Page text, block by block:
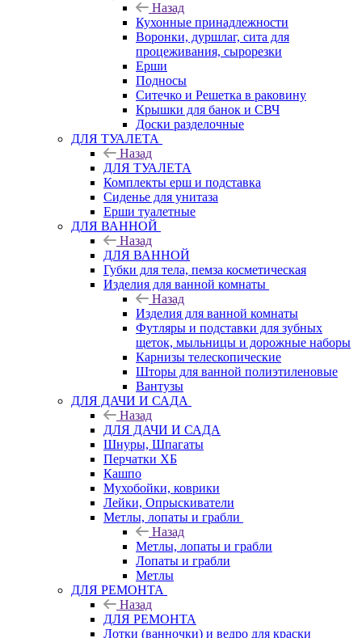
Назад
Кухонные принадлежности
Воронки, дуршлаг, сита для
процеживания, сырорезки
Ерши
Подносы
Ситечко и Решетка в раковину
Крышки для банок и СВЧ
Доски разделочные
ДЛЯ ТУАЛЕТА
Назад
ДЛЯ ТУАЛЕТА
Комплекты ерш и подставка
Сиденье для унитаза
Ерши туалетные
ДЛЯ ВАННОЙ
Назад
ДЛЯ ВАННОЙ
Губки для тела, пемза косметическая
Изделия для ванной комнаты
Назад
Изделия для ванной комнаты
Футляры и подставки для зубных
щеток, мыльницы и дорожные наборы
Карнизы телескопические
Шторы для ванной полиэтиленовые
Вантузы
ДЛЯ ДАЧИ И САДА
Назад
ДЛЯ ДАЧИ И САДА
Шнуры, Шпагаты
Перчатки ХБ
Кашпо
Мухобойки, коврики
Лейки, Опрыскиватели
Метлы, лопаты и грабли
Назад
Метлы, лопаты и грабли
Лопаты и грабли
Метлы
ДЛЯ РЕМОНТА
Назад
ДЛЯ РЕМОНТА
Лотки (ванночки) и ведро для краски